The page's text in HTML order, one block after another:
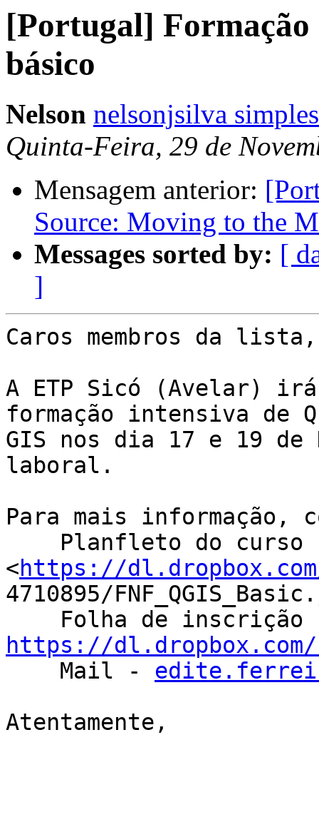
[Portugal]
básico
Nelson nelsonjsilva
Quinta-Feira, 29 de
Mensagem anterior:
Source: Moving to the
Messages sorted by: [
]
Caros membros da lista,
A ETP Sicó (Avelar)
formação intensiva de
GIS nos dia 17 e 19 de
laboral.
Para mais informação,
Planfleto do
<https://dl.dropbox.com/
4710895/
https://dl.dropbox.com/
    Mail -
Atentamente,